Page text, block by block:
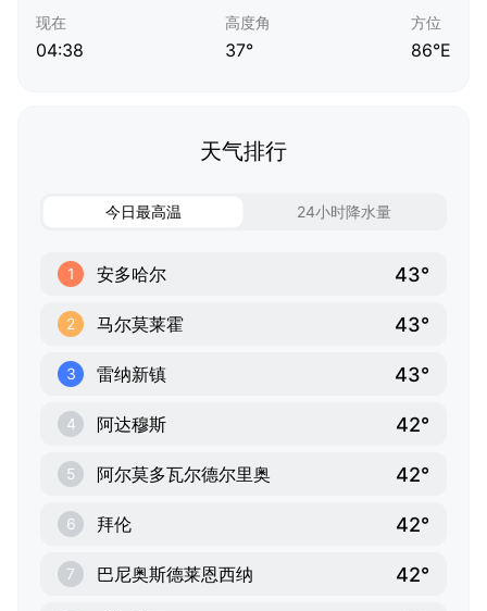
现在
04:38
高度角
37°
方位
86°E
天气排行
今日最高温 24小时降水量
1 安多哈尔 43°
2 马尔莫莱霍 43°
3 雷纳新镇 43°
4 阿达穆斯 42°
5 阿尔莫多瓦尔德尔里奥 42°
6 拜伦 42°
7 巴尼奥斯德莱恩西纳 42°